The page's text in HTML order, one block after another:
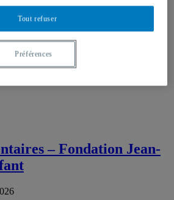
postdoctoral du
– Fondation Jean-
Tout refuser
Préférences